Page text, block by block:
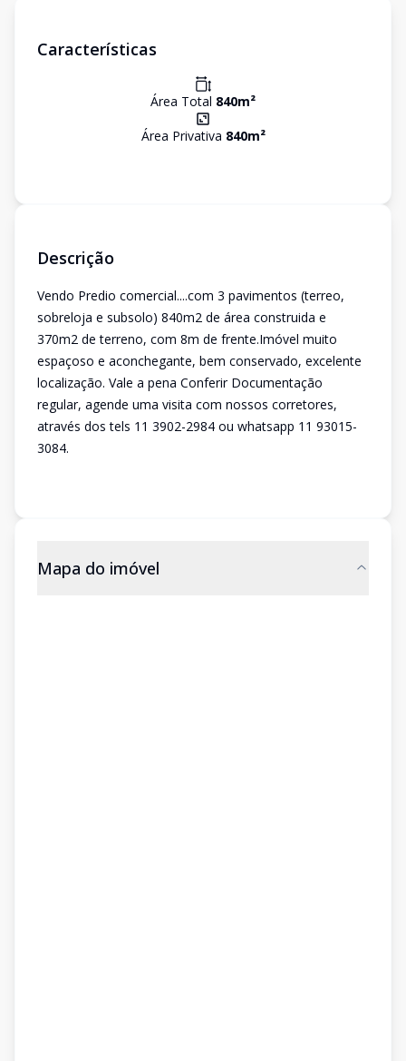
Características
Área Total 840m²
Área Privativa 840m²
Descrição
Vendo Predio comercial....com 3 pavimentos (terreo,
sobreloja e subsolo) 840m2 de área construida e
370m2 de terreno, com 8m de frente.Imóvel muito
espaçoso e aconchegante, bem conservado, excelente
localização. Vale a pena Conferir Documentação
regular, agende uma visita com nossos corretores,
através dos tels 11 3902-2984 ou whatsapp 11 93015-
3084.
Mapa do imóvel